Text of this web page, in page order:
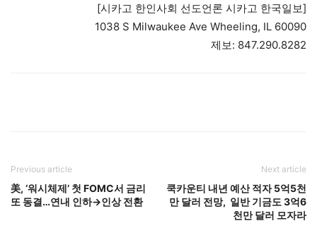
[시카고 한인사회 선도언론 시카고 한국일보]
1038 S Milwaukee Ave Wheeling, IL 60090
제보: 847.290.8282
Previous article
美, ‘워시체제’ 첫 FOMC서 금리
또 동결…연내 인하→인상 전환
Next article
쿡카운티 내년 예산 적자 5억5천
만 달러 전망, 일반 기금도 3억6
천만 달러 모자라